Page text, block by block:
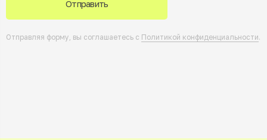
Отправить
Отправляя форму, вы соглашаетесь с Политикой конфиденциальности.